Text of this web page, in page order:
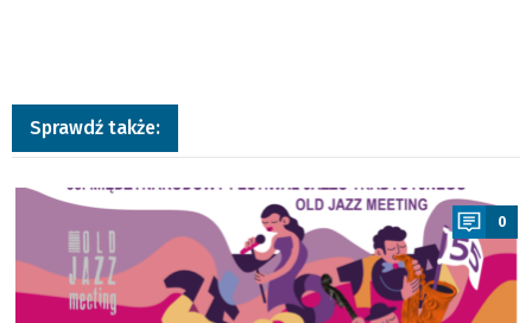
Sprawdź także:
a
0